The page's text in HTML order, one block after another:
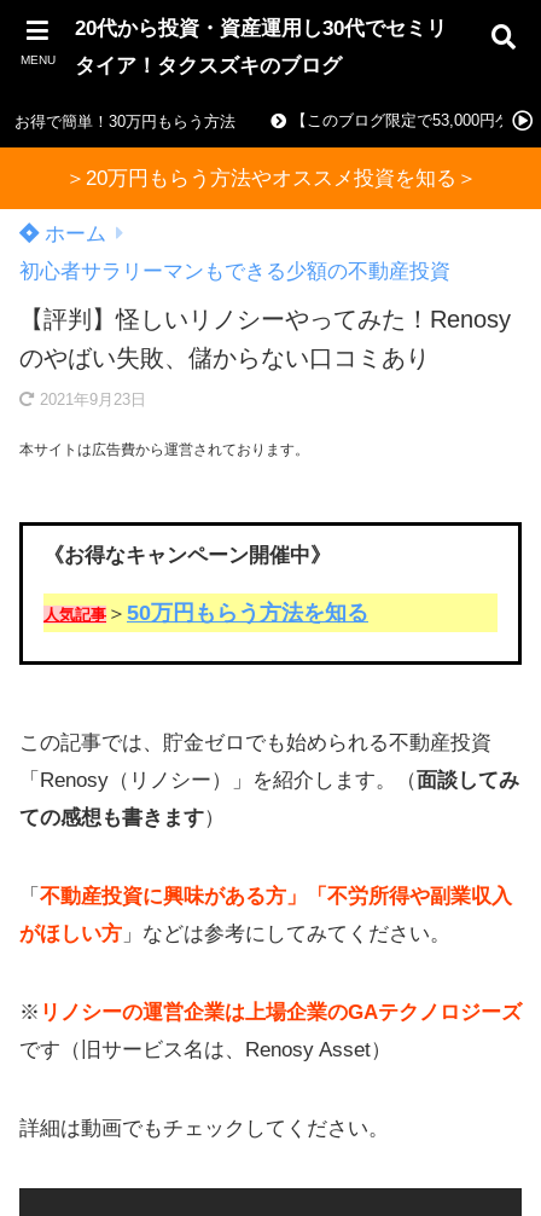
MENU
20代から投資・資産運用し30代でセミリ
タイア！タクスズキのブログ
お得で簡単！30万円もらう方法 【このブログ限定で53,000円ゲッ
＞20万円もらう方法やオススメ投資を知る＞
ホーム
初心者サラリーマンもできる少額の不動産投資
【評判】怪しいリノシーやってみた！Renosy
のやばい失敗、儲からない口コミあり
2021年9月23日
本サイトは広告費から運営されております。
《お得なキャンペーン開催中》
人気記事 ＞ 50万円もらう方法を知る
この記事では、貯金ゼロでも始められる不動産投資
「Renosy（リノシー）」を紹介します。（面談してみ
ての感想も書きます）
「 不動産投資に興味がある方」「不労所得や副業収入
がほしい方 」などは参考にしてみてください。
※ リノシーの運営企業は上場企業のGAテクノロジーズ
です（旧サービス名は、Renosy Asset）
詳細は動画でもチェックしてください。